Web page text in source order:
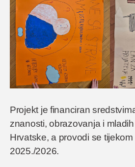
Projekt je financiran
znanosti, obrazovanja i
Hrvatske, a provodi se
2025./2026.